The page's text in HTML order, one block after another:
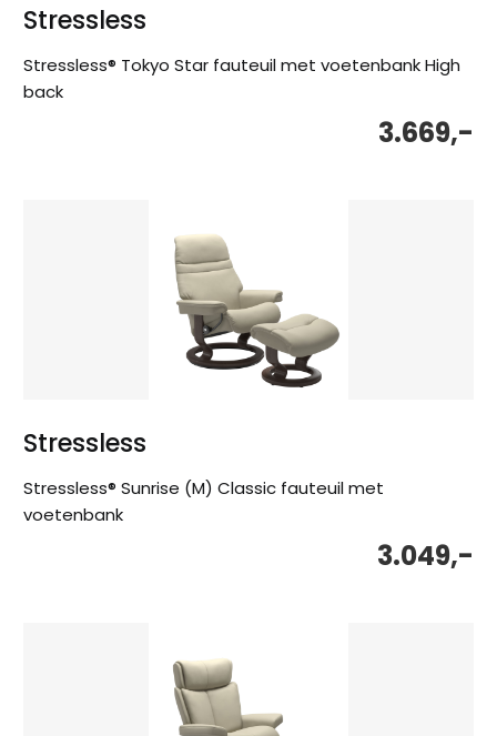
Stressless
Stressless® Tokyo Star fauteuil met voetenbank High
back
3.669,-
Stressless
Stressless® Sunrise (M) Classic fauteuil met
voetenbank
3.049,-